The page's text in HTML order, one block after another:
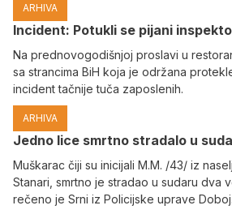
ARHIVA
Incident: Potukli se pijani
Na prednovogodišnjoj proslavi u
sa strancima BiH koja je održana
incident tačnije tuča zaposlenih.
ARHIVA
Јedno lice smrtno stradalo u
Muškarac čiji su inicijali M.M. /43/ iz
Stanari, smrtno je stradao u sudaru dva
rečeno je Srni iz Policijske uprave Doboj.